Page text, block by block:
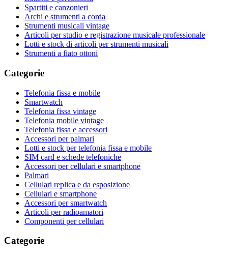
Spartiti e canzonieri
Archi e strumenti a corda
Strumenti musicali vintage
Articoli per studio e registrazione musicale professionale
Lotti e stock di articoli per strumenti musicali
Strumenti a fiato ottoni
Categorie
Telefonia fissa e mobile
Smartwatch
Telefonia fissa vintage
Telefonia mobile vintage
Telefonia fissa e accessori
Accessori per palmari
Lotti e stock per telefonia fissa e mobile
SIM card e schede telefoniche
Accessori per cellulari e smartphone
Palmari
Cellulari replica e da esposizione
Cellulari e smartphone
Accessori per smartwatch
Articoli per radioamatori
Componenti per cellulari
Categorie